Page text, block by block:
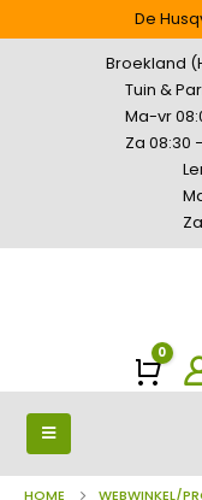
De
Broekland
Tuin &
Ma-vr
Za 08:30
0
HOME
WEBWINKEL/